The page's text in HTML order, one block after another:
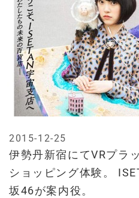
伊勢丹新宿にてVRプラ
ショッピング体験。
坂46が案内役。
2015-12-25